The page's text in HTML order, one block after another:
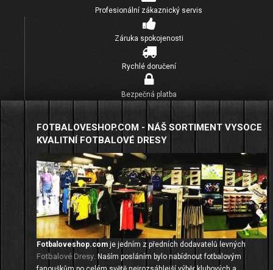
Profesionální zákaznický servis
Záruka spokojenosti
Rychlé doručení
Bezpečná platba
FOTBALOVESHOP.COM - NÁŠ SORTIMENT VYSOCE
KVALITNÍ FOTBALOVÉ DRESY
Fotbaloveshop.com je jedním z předních dodavatelů levných
Fotbalové Dresy . Naším posláním bylo nabídnout fotbalovým